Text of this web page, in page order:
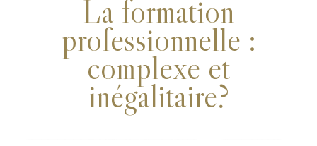
La formation
professionnelle :
complexe et
inégalitaire?